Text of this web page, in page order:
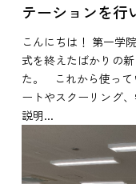
テーションを行
こんにちは！ 第一
式を終えたばかりの
た。 これから使って
ートやスクーリング
説明...